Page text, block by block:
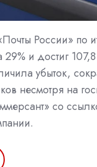
России» по
29% и достиг
убыток,
несмотря на
со